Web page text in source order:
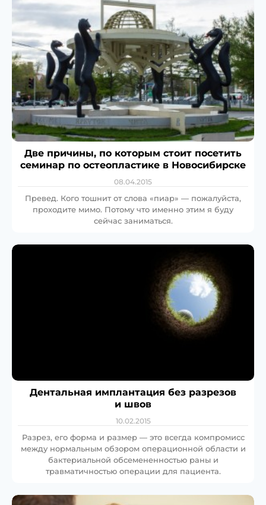
Две причины, по которым стоит посетить
семинар по остеопластике в Новосибирске
08.04.2015
Превед. Кого тошнит от слова «пиар» — пожалуйста,
проходите мимо. Потому что именно этим я буду
сейчас заниматься.
Дентальная имплантация без разрезов
и швов
10.02.2015
Разрез, его форма и размер — это всегда компромисс
между нормальным обзором операционной области и
бактериальной обсемененностью раны и
травматичностью операции для пациента.